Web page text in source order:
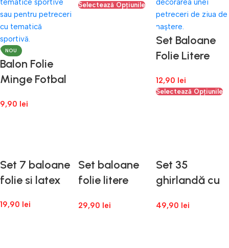
NOU
Balon Folie
Minge Fotbal
Rotund Decor
9,90 lei
Selectează Opțiunile
Set Baloane
Folie Litere
Birthday 46
12,90 lei
Selectează Opțiunile
Set 7 baloane
folie si latex
19,90 lei
Set baloane
folie litere
29,90 lei
Set 35
ghirlandă cu
49,90 lei